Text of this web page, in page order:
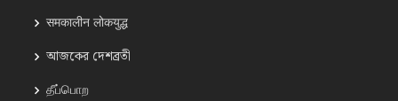
समकालीन लोकयुद्ध
আজকের দেশব্রতী
தீப்பொற